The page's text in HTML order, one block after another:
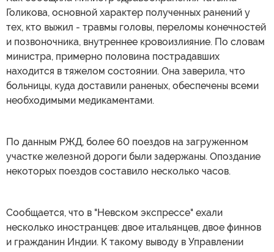
Голикова, основной характер полученных ранений у
тех, кто выжил - травмы головы, переломы конечностей
и позвоночника, внутреннее кровоизлияние. По словам
министра, примерно половина пострадавших
находится в тяжелом состоянии. Она заверила, что
больницы, куда доставили раненых, обеспечены всеми
необходимыми медикаментами.
По данным РЖД, более 60 поездов на загруженном
участке железной дороги были задержаны. Опоздание
некоторых поездов составило несколько часов.
Сообщается, что в "Невском экспрессе" ехали
несколько иностранцев: двое итальянцев, двое финнов
и гражданин Индии. К такому выводу в Управлении